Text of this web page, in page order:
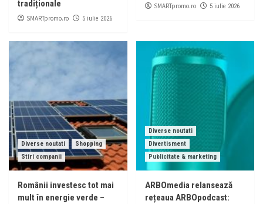
tradiționale
SMARTpromo.ro 5 iulie 2026
SMARTpromo.ro 5 iulie 2026
Diverse noutati
Shopping
Stiri companii
Românii investesc tot mai
mult în energie verde –
Diverse noutati
Divertisment
Publicitate & marketing
ARBOmedia relansează
rețeaua ARBOpodcast: